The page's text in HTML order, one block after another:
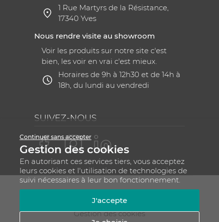
1 Rue Martyrs de la Résistance,
17340 Yves
Nous rendre visite au showroom
Voir les produits sur notre site c'est
bien, les voir en vrai c'est mieux.
Horaires de 9h à 12h30 et de 14h à
18h, du lundi au vendredi
SUIVEZ-NOUS
RGPD - Gestion de vos données personnelles
Gestion des cookies
Continuer sans accepter
Gestion des cookies
En autorisant ces services tiers, vous acceptez
leurs cookies et l'utilisation de technologies de
suivi nécessaires à leur bon fonctionnement.
J'accepte